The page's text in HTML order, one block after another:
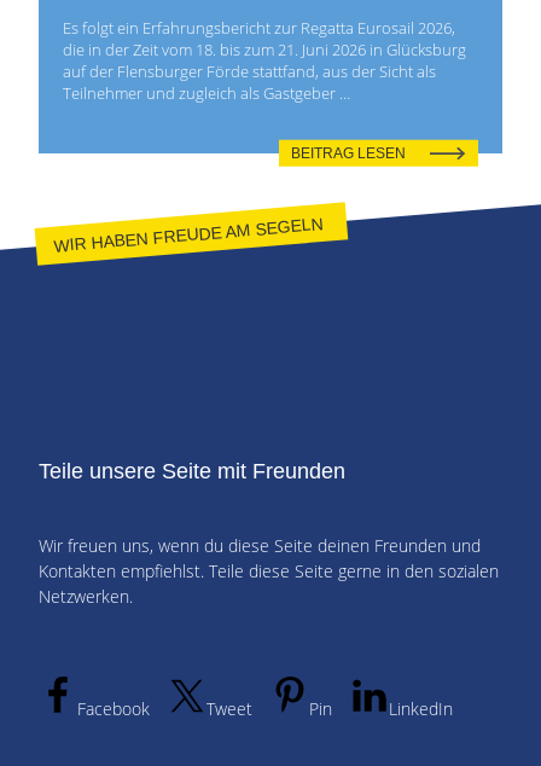
Es folgt ein Erfahrungsbericht zur Regatta Eurosail 2026,
die in der Zeit vom 18. bis zum 21. Juni 2026 in Glücksburg
auf der Flensburger Förde stattfand, aus der Sicht als
Teilnehmer und zugleich als Gastgeber …
BEITRAG LESEN
WIR HABEN FREUDE AM SEGELN
Teile unsere Seite mit Freunden
Wir freuen uns, wenn du diese Seite deinen Freunden und
Kontakten empfiehlst. Teile diese Seite gerne in den sozialen
Netzwerken.
Facebook Tweet Pin LinkedIn